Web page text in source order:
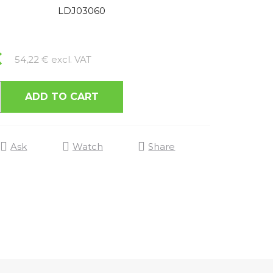
LDJ03060
54,22 € excl. VATMeasure price:
ADD TO CART
Ask Watch Share